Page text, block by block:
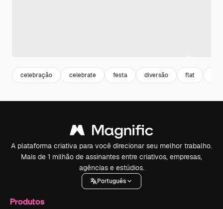
celebração celebrate festa diversão flat
A plataforma criativa para você direcionar seu melhor trabalho.
Mais de 1 milhão de assinantes entre criativos, empresas,
agências e estúdios.
Português
Produtos